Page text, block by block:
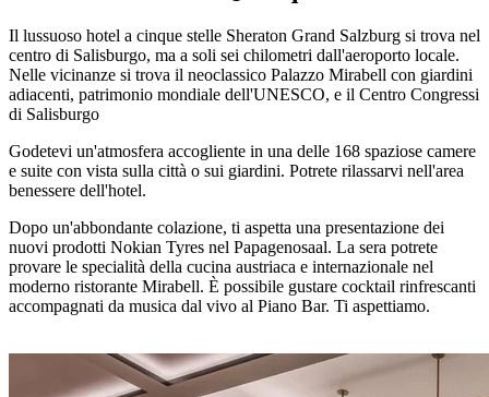
Il lussuoso hotel a cinque stelle Sheraton Grand Salzburg si trova nel
centro di Salisburgo, ma a soli sei chilometri dall'aeroporto locale.
Nelle vicinanze si trova il neoclassico Palazzo Mirabell con giardini
adiacenti, patrimonio mondiale dell'UNESCO, e il Centro Congressi
di Salisburgo
Godetevi un'atmosfera accogliente in una delle 168 spaziose camere
e suite con vista sulla città o sui giardini. Potrete rilassarvi nell'area
benessere dell'hotel.
Dopo un'abbondante colazione, ti aspetta una presentazione dei
nuovi prodotti Nokian Tyres nel Papagenosaal. La sera potrete
provare le specialità della cucina austriaca e internazionale nel
moderno ristorante Mirabell. È possibile gustare cocktail rinfrescanti
accompagnati da musica dal vivo al Piano Bar. Ti aspettiamo.